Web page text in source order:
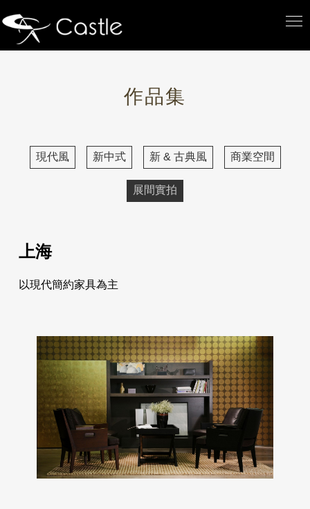
作品集
現代風 新中式 新 & 古典風 商業空間
展間實拍
上海
以現代簡約家具為主